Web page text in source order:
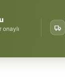
onaylı